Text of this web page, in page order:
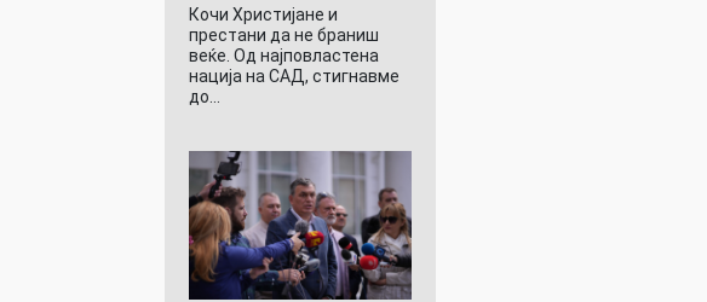
Кочи Христијане и
престани да не браниш
веќе. Од најповластена
нација на САД, стигнавме
до…